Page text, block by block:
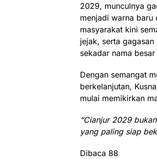
2029, munculnya
menjadi warna baru
masyarakat kini
jejak, serta
sekadar nama
Dengan semangat
berkelanjutan,
mulai memikirkan
“Cianjur 2029
yang paling siap
Dibaca 88